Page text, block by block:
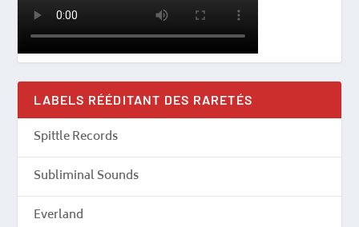
LABELS RÉÉDITANT DES RARETÉS
Spittle Records
Subliminal Sounds
Everland